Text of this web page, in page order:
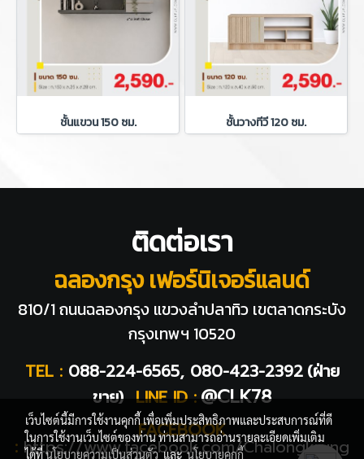
ชั้นแขวน 150 ซม. ชั้นวางทีวี 120 ซม.
ติดต่อเรา
ฉลองกรุง เฟอร์นิเจอร์แลนด์
810/1 ถนนฉลองกรุง แขวงลำปลาทิว เขตลาดกระบัง
กรุงเทพฯ 10520
TEL : 088-224-6565, 080-423-2392 (ฝ่าย
ขาย) LINE ID : @CLK78
FACEBOOK
: https://www.facebook.com/Chalongkrung
เว็บไซต์นี้มีการใช้งานคุกกี้ เพื่อเพิ่มประสิทธิภาพและประสบการณ์ที่ดี
ในการใช้งานเว็บไซต์ของท่าน ท่านสามารถอ่านรายละเอียดเพิ่มเติม
ได้ที่นโยบายความเป็นส่วนตัวและนโยบายคุกกี้